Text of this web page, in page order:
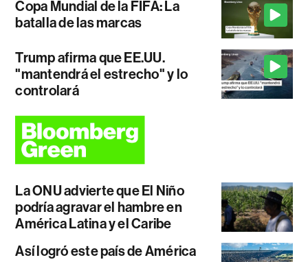
Copa Mundial de la FIFA: La
batalla de las marcas
Trump afirma que EE.UU.
"mantendrá el estrecho" y lo
controlará
La ONU advierte que El Niño
podría agravar el hambre en
América Latina y el Caribe
Así logró este país de América